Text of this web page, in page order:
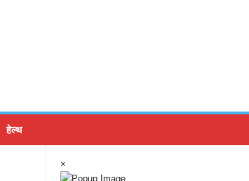
हेल्थ
×